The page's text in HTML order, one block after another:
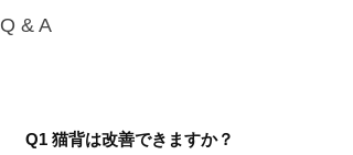
Q & A
Q1 猫背は改善できますか？